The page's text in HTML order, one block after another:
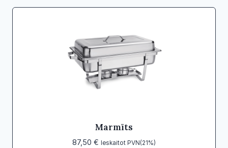
Marmīts
87,50 € Ieskaitot PVN(21%)